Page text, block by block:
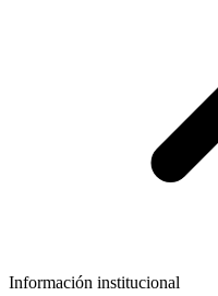
Información institucional